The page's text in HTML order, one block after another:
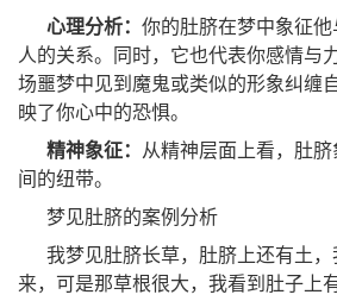
心理分析： 你的肚脐在梦中象征
人的关系。同时，它也代表你感情与
场噩梦中见到魔鬼或类似的形象纠缠
映了你心中的恐惧。
精神象征：
从精神层面上看，肚
间的纽带。
梦见肚脐的案例分析
我梦见肚脐长草，肚脐上还有土
来，可是那草根很大，我看到肚子上